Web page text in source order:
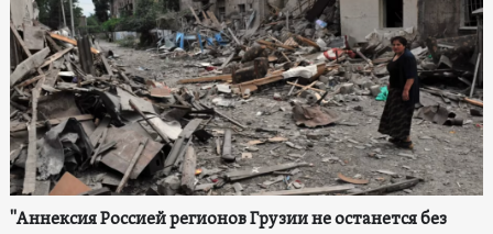
"Аннексия Россией регионов Грузии не останется без